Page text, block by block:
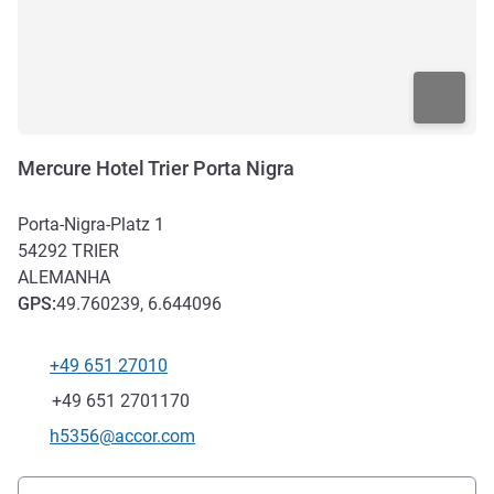
Mercure Hotel Trier Porta Nigra
Porta-Nigra-Platz 1
54292 TRIER
ALEMANHA
GPS:49.760239, 6.644096
Telefone
+49 651 27010
Fax
+49 651 2701170
E-mail de contacto
h5356@accor.com